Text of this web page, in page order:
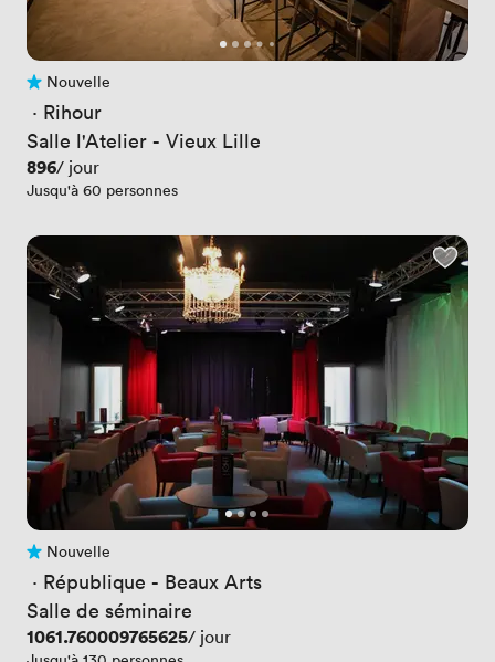
Pas encore d'avis
Nouvelle
· Rihour
Salle l'Atelier - Vieux Lille
Prix
896/ jour
Jusqu'à 60 personnes
Pas encore d'avis
Nouvelle
· République - Beaux Arts
Salle de séminaire
Prix
1061.760009765625/ jour